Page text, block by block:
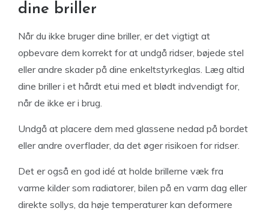
dine briller
Når du ikke bruger dine briller, er det vigtigt at
opbevare dem korrekt for at undgå ridser, bøjede stel
eller andre skader på dine enkeltstyrkeglas. Læg altid
dine briller i et hårdt etui med et blødt indvendigt for,
når de ikke er i brug.
Undgå at placere dem med glassene nedad på bordet
eller andre overflader, da det øger risikoen for ridser.
Det er også en god idé at holde brillerne væk fra
varme kilder som radiatorer, bilen på en varm dag eller
direkte sollys, da høje temperaturer kan deformere